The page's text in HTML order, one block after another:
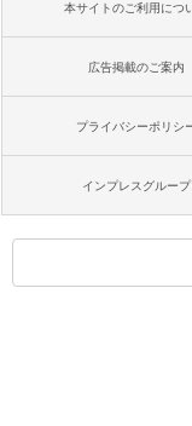
本サイトのご利用につ
広告掲載のご案内
プライバシーポリシ
インプレスグループ